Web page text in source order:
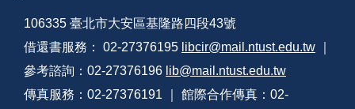
106335 臺北市大安區基隆路四段43號
借還書服務： 02-27376195 libcir@mail.ntust.edu.tw
參考諮詢：02-27376196 lib@mail.ntust.edu.tw
傳真服務：02-27376191 ｜ 館際合作傳真：02-